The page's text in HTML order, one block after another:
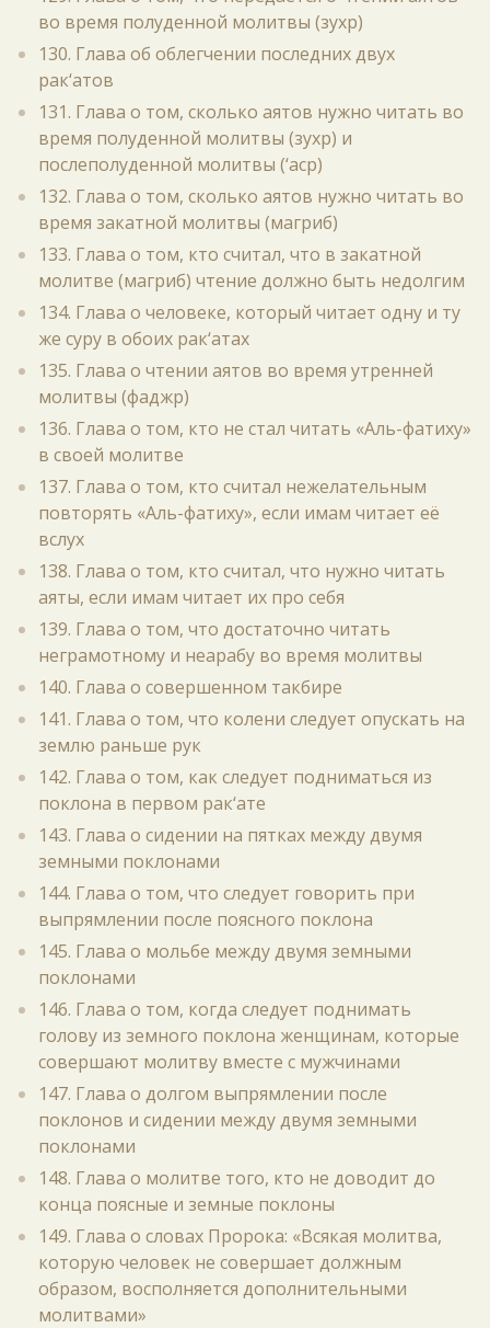
во время полуденной молитвы (зухр)
130. Глава об облегчении последних двух
рак‘атов
131. Глава о том, сколько аятов нужно читать во
время полуденной молитвы (зухр) и
послеполуденной молитвы (‘аср)
132. Глава о том, сколько аятов нужно читать во
время закатной молитвы (магриб)
133. Глава о том, кто считал, что в закатной
молитве (магриб) чтение должно быть недолгим
134. Глава о человеке, который читает одну и ту
же суру в обоих рак‘атах
135. Глава о чтении аятов во время утренней
молитвы (фаджр)
136. Глава о том, кто не стал читать «Аль-фатиху»
в своей молитве
137. Глава о том, кто считал нежелательным
повторять «Аль-фатиху», если имам читает её
вслух
138. Глава о том, кто считал, что нужно читать
аяты, если имам читает их про себя
139. Глава о том, что достаточно читать
неграмотному и неарабу во время молитвы
140. Глава о совершенном такбире
141. Глава о том, что колени следует опускать на
землю раньше рук
142. Глава о том, как следует подниматься из
поклона в первом рак‘ате
143. Глава о сидении на пятках между двумя
земными поклонами
144. Глава о том, что следует говорить при
выпрямлении после поясного поклона
145. Глава о мольбе между двумя земными
поклонами
146. Глава о том, когда следует поднимать
голову из земного поклона женщинам, которые
совершают молитву вместе с мужчинами
147. Глава о долгом выпрямлении после
поклонов и сидении между двумя земными
поклонами
148. Глава о молитве того, кто не доводит до
конца поясные и земные поклоны
149. Глава о словах Пророка: «Всякая молитва,
которую человек не совершает должным
образом, восполняется дополнительными
молитвами»